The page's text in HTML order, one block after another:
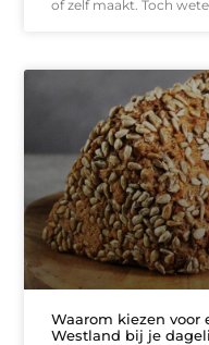
of zelf maakt. Toch
Waarom kiezen
Westland bij je